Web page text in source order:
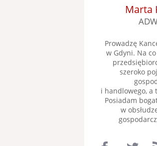
Marta
Prowadzę
w Gdyni. Na
szeroko
i handlowego, a
Posiadam
w